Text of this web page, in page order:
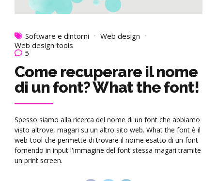
Software e dintorni
Web design
Web design tools
5
Come recuperare il nome
di un font? What the font!
Spesso siamo alla ricerca del nome di un font che abbiamo
visto altrove, magari su un altro sito web. What the font è il
web-tool che permette di trovare il nome esatto di un font
fornendo in input l'immagine del font stessa magari tramite
un print screen.